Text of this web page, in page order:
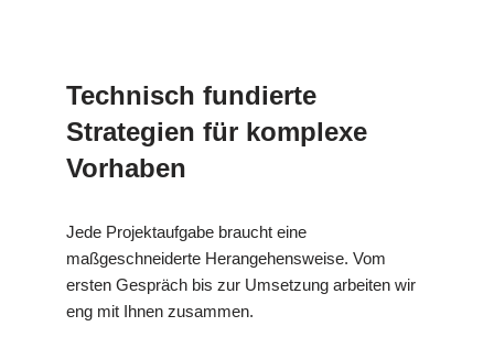
Technisch fundierte
Strategien für komplexe
Vorhaben
Jede Projektaufgabe braucht eine
maßgeschneiderte Herangehensweise. Vom
ersten Gespräch bis zur Umsetzung arbeiten wir
eng mit Ihnen zusammen.